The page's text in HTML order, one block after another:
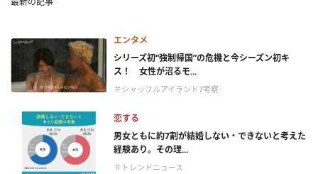
エンタメ
シリーズ初“強制帰国”の危機と今シーズン初キ
ス！ 女性が沼るモ...
＃シャッフルアイランド7考察
恋する
男女ともに約7割が結婚しない・できないと考えた
経験あり。その理...
＃トレンドニュース